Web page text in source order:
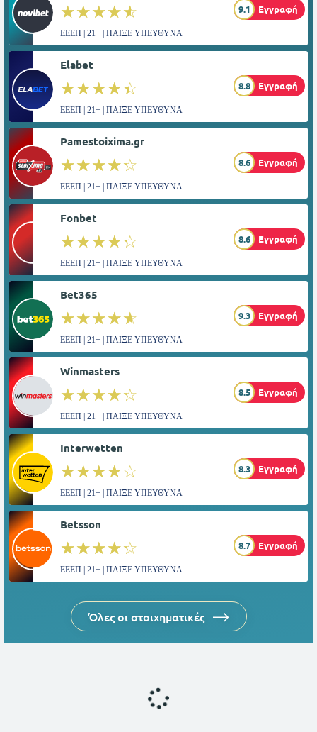
☆☆☆☆☆
★★★★★ 9.1 Εγγραφή
ΕΕΕΠ | 21+ | ΠΑΙΞΕ ΥΠΕΥΘΥΝΑ
Elabet
☆☆☆☆☆
★★★★★ 8.8 Εγγραφή
ΕΕΕΠ | 21+ | ΠΑΙΞΕ ΥΠΕΥΘΥΝΑ
Pamestoixima.gr
☆☆☆☆☆
★★★★★ 8.6 Εγγραφή
ΕΕΕΠ | 21+ | ΠΑΙΞΕ ΥΠΕΥΘΥΝΑ
Fonbet
☆☆☆☆☆
★★★★★ 8.6 Εγγραφή
ΕΕΕΠ | 21+ | ΠΑΙΞΕ ΥΠΕΥΘΥΝΑ
Bet365
☆☆☆☆☆
★★★★★ 9.3 Εγγραφή
ΕΕΕΠ | 21+ | ΠΑΙΞΕ ΥΠΕΥΘΥΝΑ
Winmasters
☆☆☆☆☆
★★★★★ 8.5 Εγγραφή
ΕΕΕΠ | 21+ | ΠΑΙΞΕ ΥΠΕΥΘΥΝΑ
Interwetten
☆☆☆☆☆
★★★★★ 8.3 Εγγραφή
ΕΕΕΠ | 21+ | ΠΑΙΞΕ ΥΠΕΥΘΥΝΑ
Betsson
☆☆☆☆☆
★★★★★ 8.7 Εγγραφή
ΕΕΕΠ | 21+ | ΠΑΙΞΕ ΥΠΕΥΘΥΝΑ
Όλες οι στοιχηματικές